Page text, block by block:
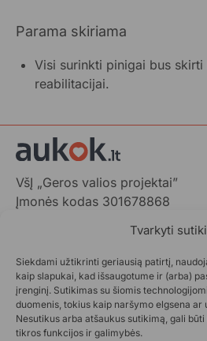
Tvarkyti
Siekdami užtikrinti geriausią patirtį,
kaip slapukai, kad išsaugotume ir (arba)
įrenginį. Sutikimas su šiomis
duomenis, tokius kaip naršymo elgsena ar
Nesutikus arba atšaukus sutikimą, gali
tikros funkcijos ir galimybės.
Parama skiriama
Visi surinkti pinigai bus
reabilitacijai.
VšĮ „Geros valios projektai”
Įmonės kodas 301678868
LT-01103 Vilnius, Lietuva
+370 602 31001,info@aukok.lt
+370 698 24305 (verslo
Kontaktai